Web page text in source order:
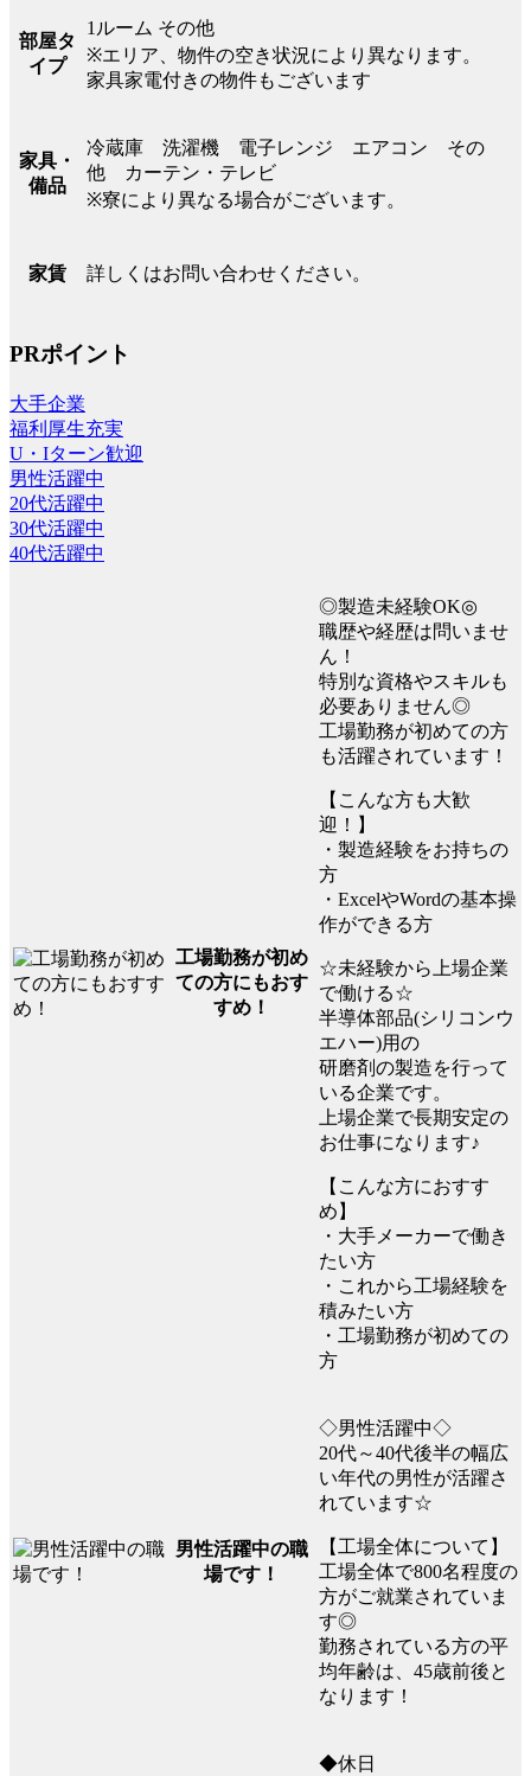
部屋タ
イプ
1ルーム その他
※エリア、物件の空き状況により異なります。
家具家電付きの物件もございます
家具・
備品
冷蔵庫 洗濯機 電子レンジ エアコン その
他 カーテン・テレビ
※寮により異なる場合がございます。
家賃 詳しくはお問い合わせください。
PRポイント
大手企業
福利厚生充実
U・Iターン歓迎
男性活躍中
20代活躍中
30代活躍中
40代活躍中
工場勤務が初め
ての方にもおす
すめ！
◎製造未経験OK◎
職歴や経歴は問いませ
ん！
特別な資格やスキルも
必要ありません◎
工場勤務が初めての方
も活躍されています！
【こんな方も大歓
迎！】
・製造経験をお持ちの
方
・ExcelやWordの基本操
作ができる方
☆未経験から上場企業
で働ける☆
半導体部品(シリコンウ
エハー)用の
研磨剤の製造を行って
いる企業です。
上場企業で長期安定の
お仕事になります♪
【こんな方におすす
め】
・大手メーカーで働き
たい方
・これから工場経験を
積みたい方
・工場勤務が初めての
方
男性活躍中の職
場です！
◇男性活躍中◇
20代～40代後半の幅広
い年代の男性が活躍さ
れています☆
【工場全体について】
工場全体で800名程度の
方がご就業されていま
す◎
勤務されている方の平
均年齢は、45歳前後と
なります！
◆休日